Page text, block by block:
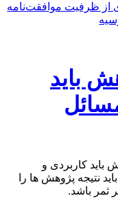
از ظرفیت موافقت‌نامه
باید
باید کاربردی و
نتیجه پژوهش ها را
ثمر باشد.